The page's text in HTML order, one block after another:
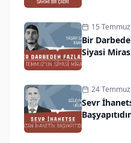
15
Bir
Siyasi
24
Sevr